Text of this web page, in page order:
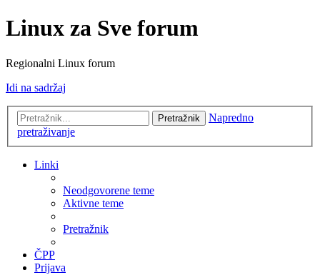
Linux za Sve forum
Regionalni Linux forum
Idi na sadržaj
Pretražnik
Napredno
pretraživanje
Linki
Neodgovorene teme
Aktivne teme
Pretražnik
ČPP
Prijava